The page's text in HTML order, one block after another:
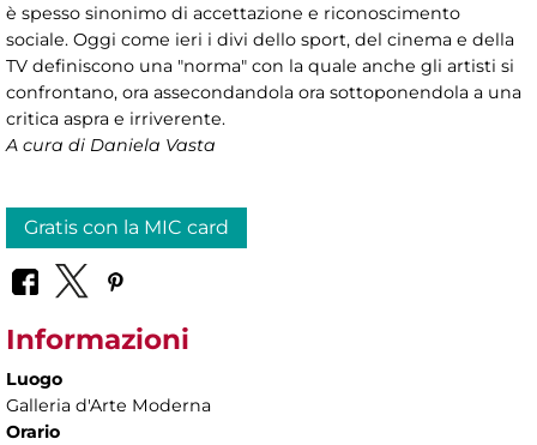
è spesso sinonimo di accettazione e riconoscimento
sociale. Oggi come ieri i divi dello sport, del cinema e della
TV definiscono una "norma" con la quale anche gli artisti si
confrontano, ora assecondandola ora sottoponendola a una
critica aspra e irriverente.
A cura di Daniela Vasta
Gratis con la MIC card
Informazioni
Luogo
Galleria d'Arte Moderna
Orario